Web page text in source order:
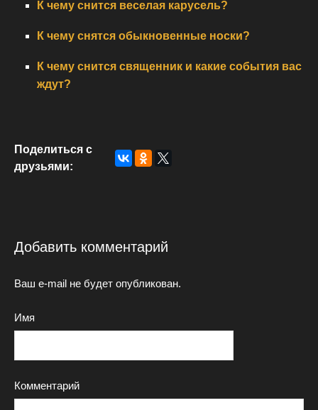
К чему снится веселая карусель?
К чему снятся обыкновенные носки?
К чему снится священник и какие события вас
ждут?
Поделиться с
друзьями:
Добавить комментарий
Ваш e-mail не будет опубликован.
Имя
Комментарий